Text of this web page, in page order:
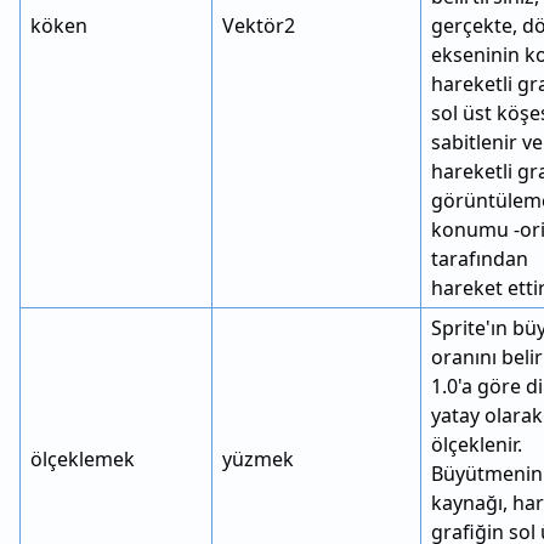
köken Vektör2
gerçekte,
ekseninin
hareketli
sol üst
sabitlenir ve
hareketli
konumu -
tarafından
hareket
ölçeklemek yüzmek
Sprite'ın
oranını
1.0'a göre
yatay olarak
ölçeklenir.
Büyütmenin
kaynağı,
grafiğin sol